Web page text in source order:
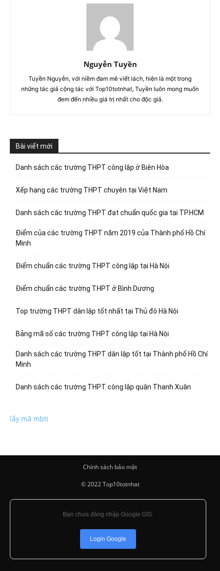
Nguyễn Tuyền
Tuyền Nguyễn, với niềm đam mê viết lách, hiện là một trong
những tác giả cộng tác với Top10totnhat, Tuyền luôn mong muốn
đem đến nhiều giá trị nhất cho độc giả.
Bài viết mới
Danh sách các trường THPT công lập ở Biên Hòa
Xếp hạng các trường THPT chuyên tại Việt Nam
Danh sách các trường THPT đạt chuẩn quốc gia tại TP.HCM
Điểm của các trường THPT năm 2019 của Thành phố Hồ Chí
Minh
Điểm chuẩn các trường THPT công lập tại Hà Nội
Điểm chuẩn các trường THPT ở Bình Dương
Top trường THPT dân lập tốt nhất tại Thủ đô Hà Nội
Bảng mã số các trường THPT công lập tại Hà Nội
Danh sách các trường THPT dân lập tốt tại Thành phố Hồ Chí
Minh
Danh sách các trường THPT công lập quận Thanh Xuân
lấy mã mbti
Chính sách bảo mật
© 2022 Top10totnhat
Bạn chưa đăng nhập Google GIS.
Login Google